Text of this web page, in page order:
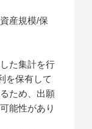
産規模/保
た集計を行
を保有して
ため、出願
能性があり